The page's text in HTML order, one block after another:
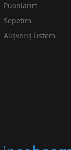
Puanlarım
Sepetim
Alışveriş Listem